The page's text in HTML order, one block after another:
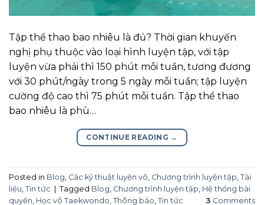
Tập thể thao bao nhiêu là đủ? Thời gian khuyến
nghị phụ thuộc vào loại hình luyện tập, với tập
luyện vừa phải thì 150 phút mỗi tuần, tương đương
với 30 phút/ngày trong 5 ngày mỗi tuần; tập luyện
cường độ cao thì 75 phút mỗi tuần. Tập thể thao
bao nhiêu là phù…
CONTINUE READING →
Posted in Blog, Các kỹ thuật luyện võ, Chương trình luyện tập, Tài
liệu, Tin tức Tagged Blog, Chương trình luyện tập, Hệ thống bài
quyền, Học võ Taekwondo, Thông báo, Tin tức 3 Comments